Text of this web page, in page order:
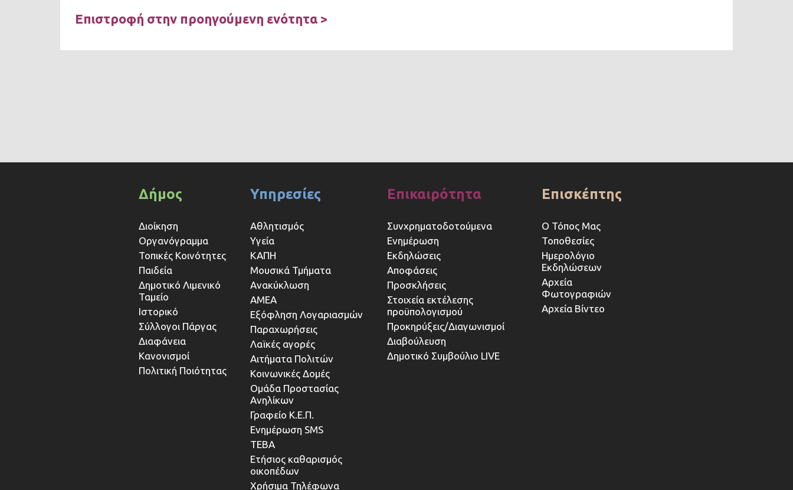
Επιστροφή στην προηγούμενη ενότητα >
Δήμος
Διοίκηση
Οργανόγραμμα
Τοπικές Κοινότητες
Παιδεία
Δημοτικό Λιμενικό
Ταμείο
Ιστορικό
Σύλλογοι Πάργας
Διαφάνεια
Κανονισμοί
Πολιτική Ποιότητας
Υπηρεσίες
Αθλητισμός
Υγεία
ΚΑΠΗ
Μουσικά Τμήματα
Ανακύκλωση
ΑΜΕΑ
Εξόφληση Λογαριασμών
Παραχωρήσεις
Λαϊκές αγορές
Αιτήματα Πολιτών
Κοινωνικές Δομές
Ομάδα Προστασίας
Ανηλίκων
Γραφείο Κ.Ε.Π.
Ενημέρωση SMS
ΤΕΒΑ
Ετήσιος καθαρισμός
οικοπέδων
Χρήσιμα Τηλέφωνα
Επικαιρότητα
Συνχρηματοδοτούμενα
Ενημέρωση
Εκδηλώσεις
Αποφάσεις
Προσκλήσεις
Στοιχεία εκτέλεσης
προϋπολογισμού
Προκηρύξεις/Διαγωνισμοί
Διαβούλευση
Δημοτικό Συμβούλιο LIVE
Επισκέπτης
Ο Τόπος Μας
Τοποθεσίες
Ημερολόγιο
Εκδηλώσεων
Αρχεία
Φωτογραφιών
Αρχεία Βίντεο